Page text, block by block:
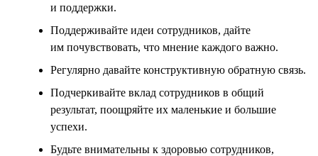
и поддержки.
Поддерживайте идеи сотрудников, дайте
им почувствовать, что мнение каждого важно.
Регулярно давайте конструктивную обратную связь.
Подчеркивайте вклад сотрудников в общий
результат, поощряйте их маленькие и большие
успехи.
Будьте внимательны к здоровью сотрудников,